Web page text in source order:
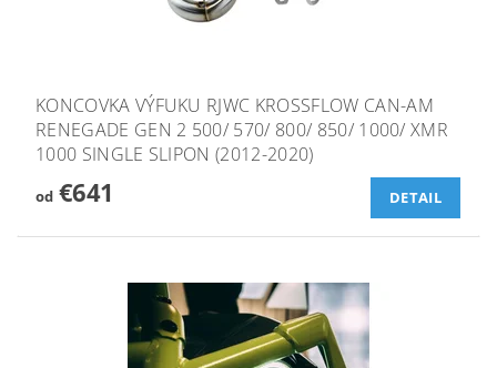
KONCOVKA VÝFUKU RJWC KROSSFLOW CAN-AM
RENEGADE GEN 2 500/ 570/ 800/ 850/ 1000/ XMR
1000 SINGLE SLIPON (2012-2020)
od€641 DETAIL